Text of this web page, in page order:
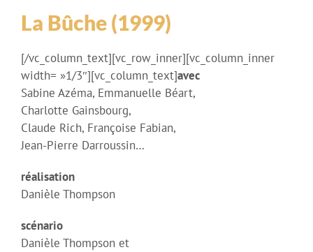
La Bûche(1999)
[/vc_column_text][vc_row_inner][vc_column_inner
width= »1/3″][vc_column_text]avec
Sabine Azéma, Emmanuelle Béart,
Charlotte Gainsbourg,
Claude Rich, Françoise Fabian,
Jean-Pierre Darroussin…
réalisation
Danièle Thompson
scénario
Danièle Thompson et